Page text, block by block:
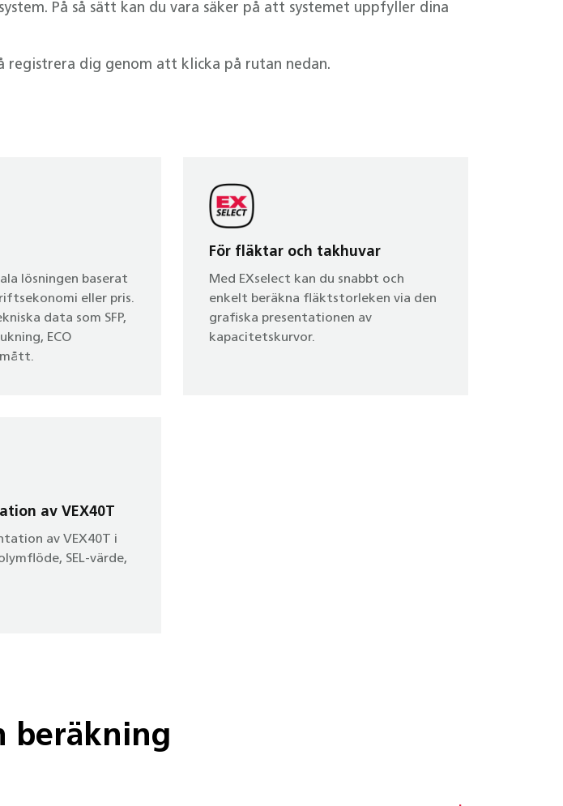
På så sätt kan du vara säker på att systemet uppfyller dina
registrera dig genom att klicka på rutan nedan.
lösningen baserat
eller pris.
data som SFP,
ECO
För fläktar och takhuvar
Med EXselect kan du snabbt och
enkelt beräkna fläktstorleken via den
grafiska presentationen av
kapacitetskurvor.
av VEX40T
av VEX40T i
SEL-värde,
beräkning